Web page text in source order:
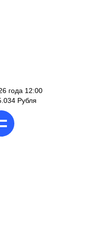
года 12:00
Рубля